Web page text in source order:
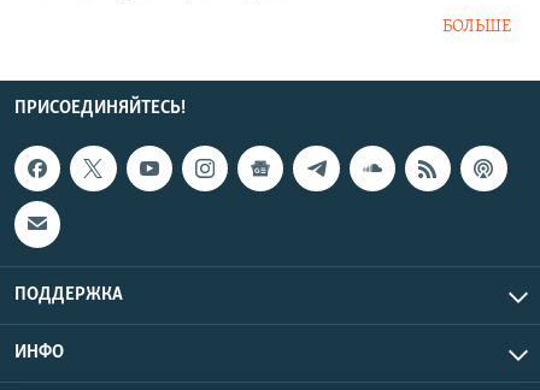
БОЛЬШЕ
ПРИСОЕДИНЯЙТЕСЬ!
ПОДДЕРЖКА
ИНФО